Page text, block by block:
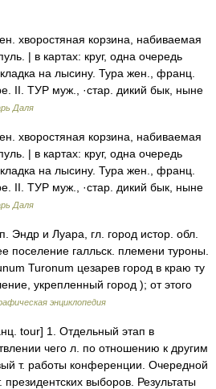
хворостяная корзина, набиваемая
| в картах: круг, одна очередь
на лысину. Тура жен., франц.
II. ТУР муж., ·стар. дикий бык, ныне
Даля
хворостяная корзина, набиваемая
| в картах: круг, одна очередь
на лысину. Тура жен., франц.
II. ТУР муж., ·стар. дикий бык, ныне
Даля
Эндр и Луара, гл. город истор. обл.
поселение галльск. племени туроны.
Turonum цезарев город в краю ту
укрепленный город ); от этого
энциклопедия
tour] 1. Отдельный этап в
чего л. по отношению к другим
т. работы конференции. Очередной
президентских выборов. Результаты